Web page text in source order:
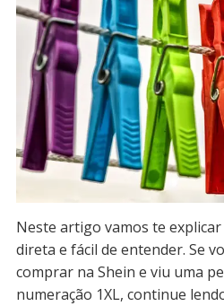
Neste artigo vamos te
direta e fácil de entender. Se
comprar na Shein e viu uma
numeração 1XL, continue